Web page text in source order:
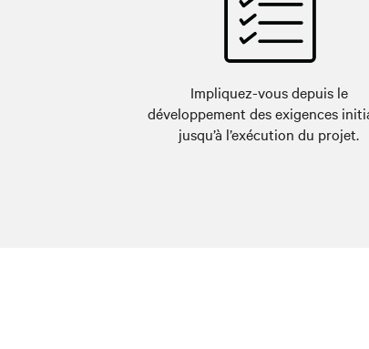
Impliquez-vous depuis le
développement des exigences
jusqu’à l’exécution du projet.